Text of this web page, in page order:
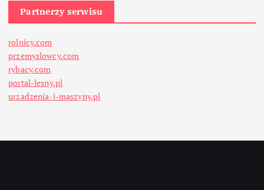
Partnerzy serwisu
rolnicy.com
przemyslowcy.com
rybacy.com
portal-lesny.pl
urzadzenia-i-maszyny.pl